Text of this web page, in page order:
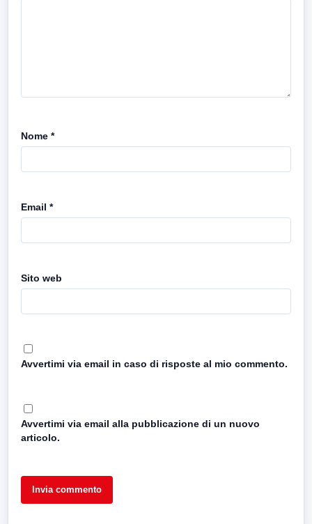
Nome *
Email *
Sito web
Avvertimi via email in caso di risposte al mio commento.
Avvertimi via email alla pubblicazione di un nuovo
articolo.